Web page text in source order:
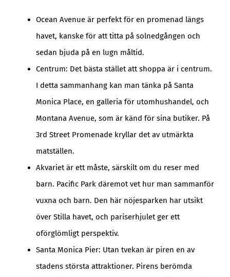
Ocean Avenue är perfekt för en promenad längs
havet, kanske för att titta på solnedgången och
sedan bjuda på en lugn måltid.
Centrum: Det bästa stället att shoppa är i centrum.
I detta sammanhang kan man tänka på Santa
Monica Place, en galleria för utomhushandel, och
Montana Avenue, som är känd för sina butiker. På
3rd Street Promenade kryllar det av utmärkta
matställen.
Akvariet är ett måste, särskilt om du reser med
barn. Pacific Park däremot vet hur man sammanför
vuxna och barn. Den här nöjesparken har utsikt
över Stilla havet, och pariserhjulet ger ett
oförglömligt perspektiv.
Santa Monica Pier: Utan tvekan är piren en av
stadens största attraktioner. Pirens berömda